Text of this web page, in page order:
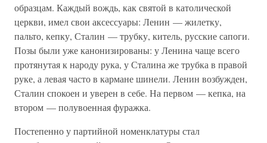
образцам. Каждый вождь, как святой в католической
церкви, имел свои аксессуары: Ленин — жилетку,
пальто, кепку, Сталин — трубку, китель, русские сапоги.
Позы были уже канонизированы: у Ленина чаще всего
протянутая к народу рука, у Сталина же трубка в правой
руке, а левая часто в кармане шинели. Ленин возбужден,
Сталин спокоен и уверен в себе. На первом — кепка, на
втором — полувоенная фуражка.
Постепенно у партийной номенклатуры стал